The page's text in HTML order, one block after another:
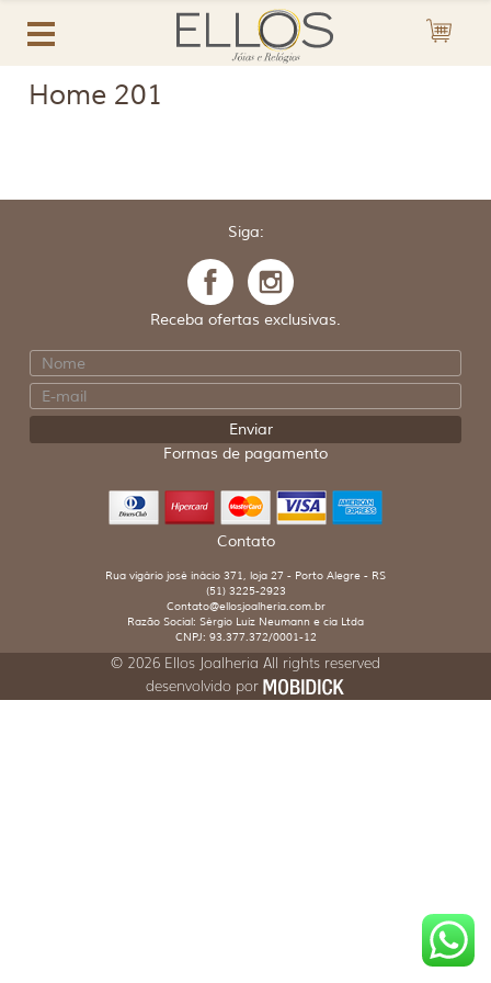
Home 201
© 2026 Ellos Joalheria All rights reserved
desenvolvido por
Siga:
Receba ofertas exclusivas.
Formas de pagamento
Contato
Rua vigário josé inácio 371, loja 27 - Porto Alegre - RS
(51) 3225-2923
Contato@ellosjoalheria.com.br
Razão Social: Sérgio Luiz Neumann e cia Ltda
CNPJ: 93.377.372/0001-12